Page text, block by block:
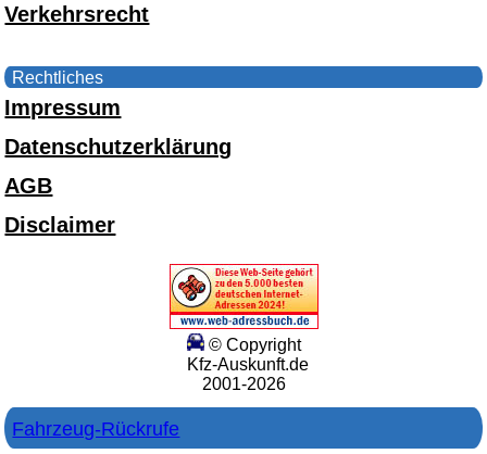
Verkehrsrecht
Rechtliches
Impressum
Datenschutzerklärung
AGB
Disclaimer
© Copyright
Kfz-Auskunft.de
2001-2026
Fahrzeug-Rückrufe